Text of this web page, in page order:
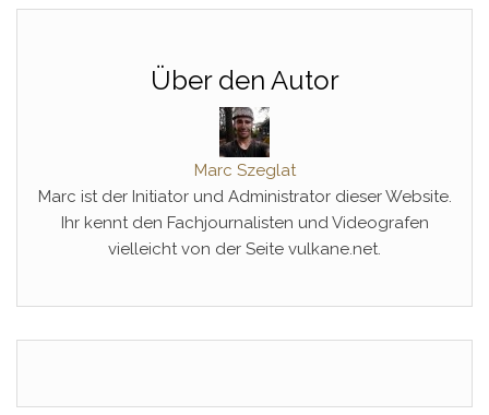
Über den Autor
Marc Szeglat
Marc ist der Initiator und Administrator dieser Website.
Ihr kennt den Fachjournalisten und Videografen
vielleicht von der Seite vulkane.net.